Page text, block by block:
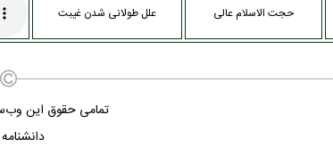
حجت الاسلام عالی علل طولانی شدن غیبت
تمامی حقوق این